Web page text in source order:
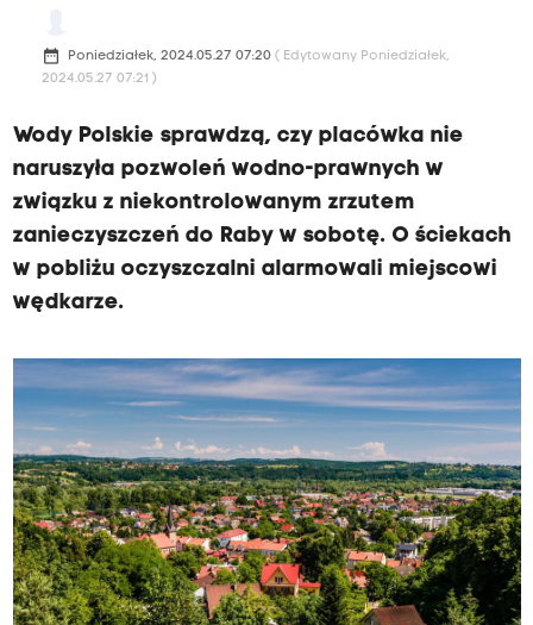
date_range Poniedziałek, 2024.05.27 07:20 ( Edytowany Poniedziałek,
2024.05.27 07:21 )
Wody Polskie sprawdzą, czy placówka nie
naruszyła pozwoleń wodno-prawnych w
związku z niekontrolowanym zrzutem
zanieczyszczeń do Raby w sobotę. O ściekach
w pobliżu oczyszczalni alarmowali miejscowi
wędkarze.